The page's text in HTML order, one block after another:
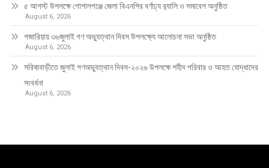
৫ আগস্ট উপলক্ষে গোপালগঞ্জে জেলা বিএনপির বর্ণাঢ্য র‍্যালি ও সমাবেশ অনুষ্ঠিত
August 6, 2026
গজারিয়ায় ৩৬জুলাই গণ অভ্যুত্থান দিবস উপলক্ষ্যে আলোচনা সভা অনুষ্ঠিত
August 6, 2026
সরিষাবাড়ীতে জুলাই গণঅভ্যুত্থান দিবস-২০২৬ উপলক্ষে শহীদ পরিবার ও আহত যোদ্ধাদের
সংবর্ধনা
August 6, 2026